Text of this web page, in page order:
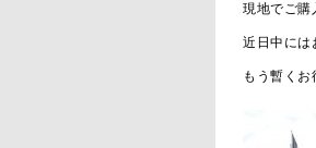
現地でご購
近日中には
もう暫く